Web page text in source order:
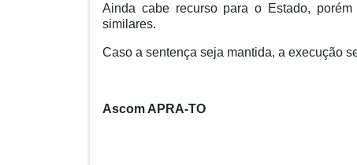
Ainda cabe recurso para o Estado,
similares.
Caso a sentença seja mantida, a execução
Ascom APRA-TO